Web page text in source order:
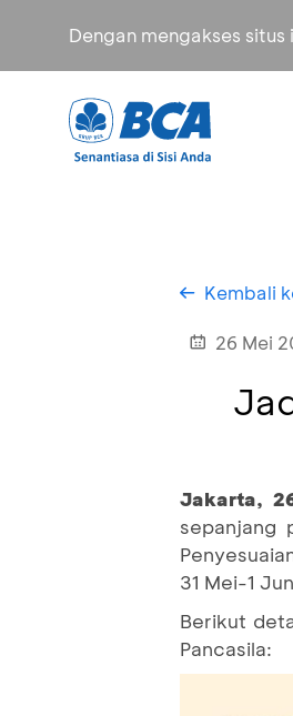
Dengan mengakses
Kembali
26 Mei
Jakarta,
sepanjang
31 Mei-1
Berikut
Pancasila: